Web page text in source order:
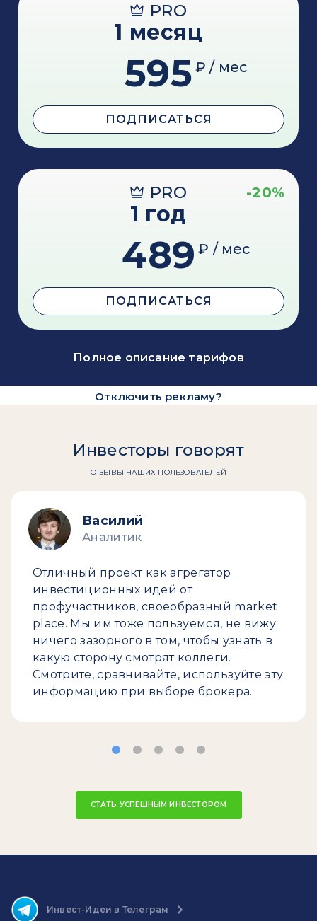
PRO
1 месяц
595 ₽ / мес
ПОДПИСАТЬСЯ
PRO -20%
1 год
489 ₽ / мес
ПОДПИСАТЬСЯ
Полное описание тарифов
Отключить рекламу?
Инвесторы говорят
ОТЗЫВЫ НАШИХ ПОЛЬЗОВАТЕЛЕЙ
Василий
Аналитик
Отличный проект как агрегатор
инвестиционных идей от
профучастников, своеобразный market
place. Мы им тоже пользуемся, не вижу
ничего зазорного в том, чтобы узнать в
какую сторону смотрят коллеги.
Смотрите, сравнивайте, используйте эту
информацию при выборе брокера.
СТАТЬ УСПЕШНЫМ ИНВЕСТОРОМ
Инвест-Идеи в Телеграм